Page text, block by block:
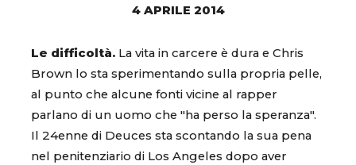
4 APRILE 2014
Le difficoltà. La vita in carcere è dura e Chris
Brown lo sta sperimentando sulla propria pelle,
al punto che alcune fonti vicine al rapper
parlano di un uomo che "ha perso la speranza".
Il 24enne di Deuces sta scontando la sua pena
nel penitenziario di Los Angeles dopo aver